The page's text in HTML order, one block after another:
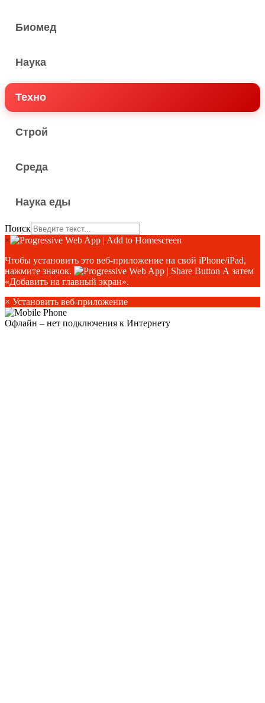
Биомед
Наука
Техно
Строй
Среда
Наука еды
Поиск
×
Чтобы установить это веб-приложение на свой iPhone/iPad,
нажмите значок.
А затем
«Добавить на главный экран».
× Установить веб-приложение
Офлайн – нет подключения к Интернету